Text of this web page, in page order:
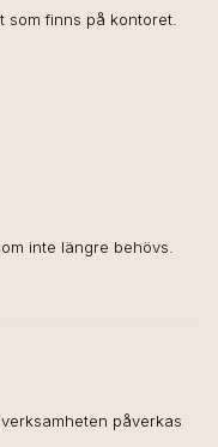
finns på kontoret.
inte längre behövs.
påverkas